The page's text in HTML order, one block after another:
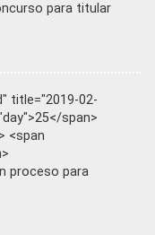
para titular
title="2019-02-
span>
<span
proceso para